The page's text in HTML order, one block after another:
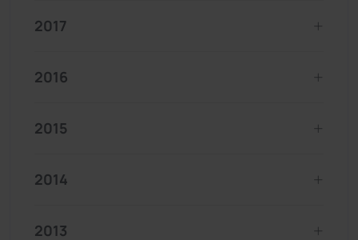
2017
2016
2015
2014
2013